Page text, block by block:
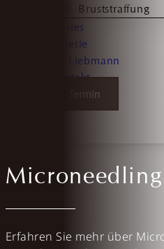
Bruststraffung
Stories
Galerie
Dr. Liebmann
Kontakt
Termin
Microneedling
Erfahren Sie mehr über